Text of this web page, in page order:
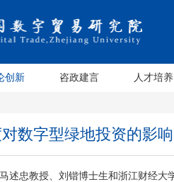
创新 咨政建言 人才培养
对数字型绿地投资的影
述忠教授、刘锴博士生和浙江财经